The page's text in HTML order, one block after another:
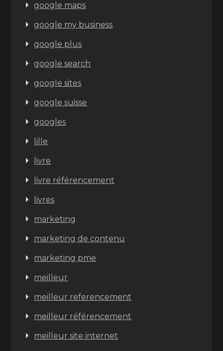
google maps
google my business
google plus
google search
google sites
google suisse
googles
lille
livre
livre référencement
livres
marketing
marketing de contenu
marketing pme
meilleur
meilleur referencement
meilleur référencement
meilleur site internet